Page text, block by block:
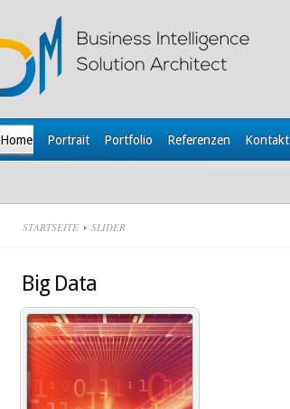
Home Portrait Portfolio Referenzen Kontakt
STARTSEITE SLIDER
Big Data